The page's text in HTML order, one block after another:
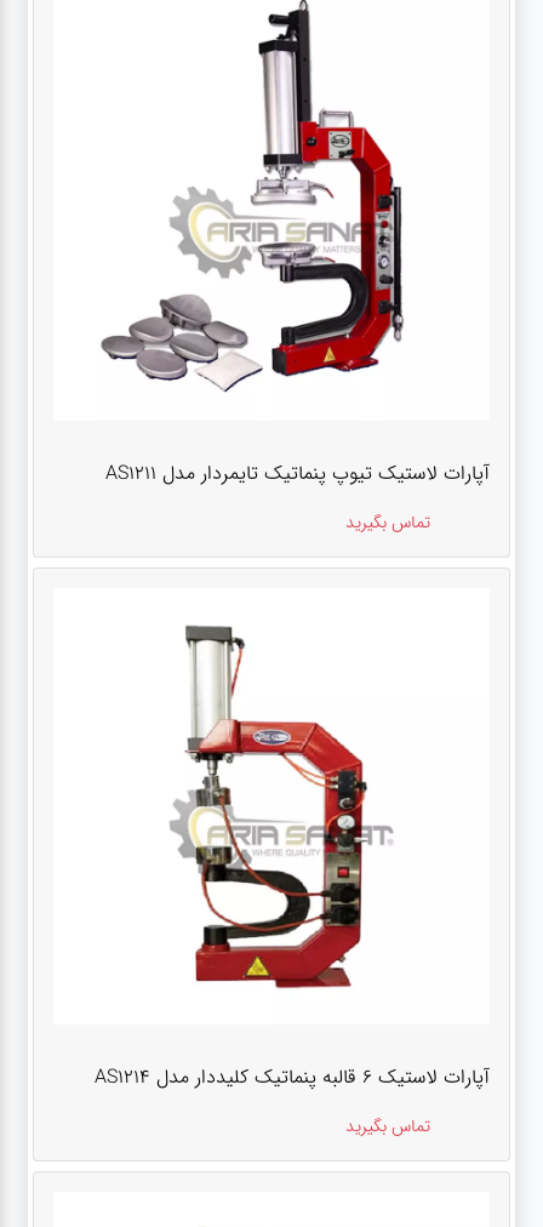
آپارات لاستیک تیوپ پنماتیک تایمردار مدل AS1211
تماس بگیرید
آپارات لاستیک 6 قالبه پنماتیک کلیددار مدل AS1214
تماس بگیرید